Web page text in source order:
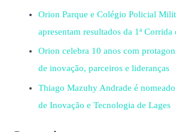
Orion Parque e Colégio Policial
apresentam resultados da 1ª Corrida
Orion celebra 10 anos com
de inovação, parceiros e lideranças
Thiago Mazuhy Andrade é
de Inovação e Tecnologia de Lages